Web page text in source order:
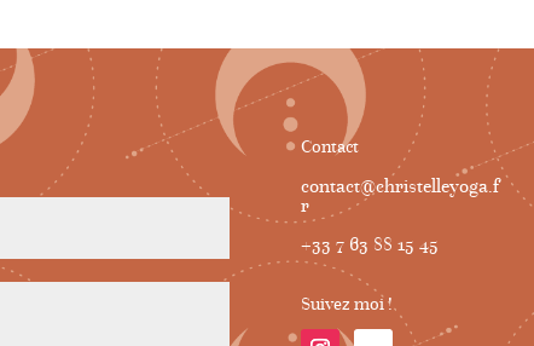
Contact
contact@christelleyoga.f
r
+33 7 63 88 15 45
Suivez moi !